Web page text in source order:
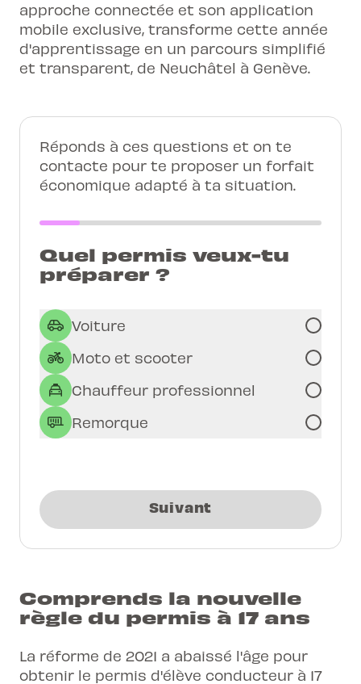
approche connectée et son application
mobile exclusive, transforme cette année
d'apprentissage en un parcours simplifié
et transparent, de Neuchâtel à Genève.
Réponds à ces questions et on te
contacte pour te proposer un forfait
économique adapté à ta situation.
Quel permis veux-tu
préparer ?
Voiture
Moto et scooter
Chauffeur professionnel
Remorque
Suivant
Comprends la nouvelle
règle du permis à 17 ans
La réforme de 2021 a abaissé l'âge pour
obtenir le permis d'élève conducteur à 17